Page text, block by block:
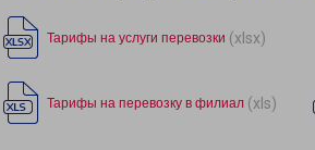
Тарифы на услуги перевозки (xlsx)
Тарифы на перевозку в филиал (xls)